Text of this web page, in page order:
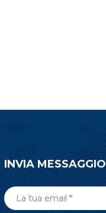
INVIA MESSAGGIO